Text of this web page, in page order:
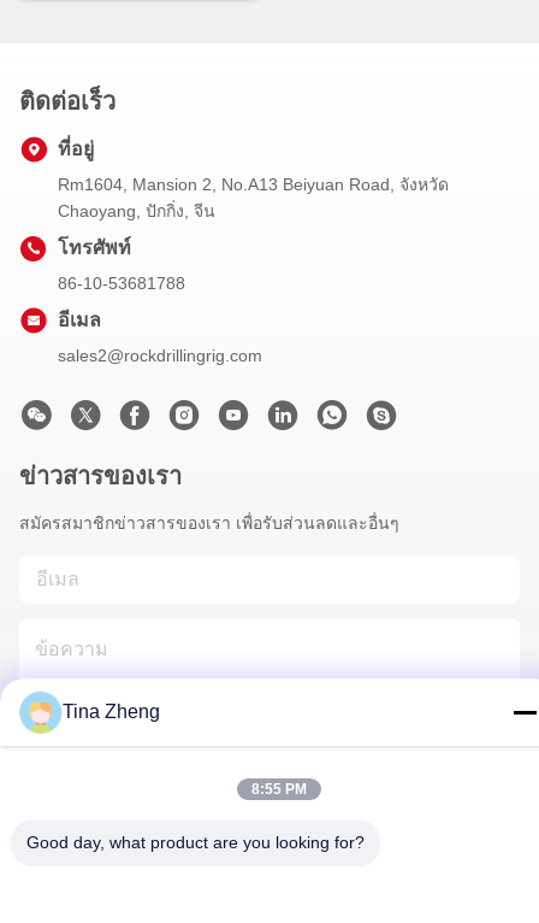
ติดต่อเร็ว
ที่อยู่
Rm1604, Mansion 2, No.A13 Beiyuan Road, จังหวัด
Chaoyang, ปักกิ่ง, จีน
โทรศัพท์
86-10-53681788
อีเมล
sales2@rockdrillingrig.com
ข่าวสารของเรา
สมัครสมาชิกข่าวสารของเรา เพื่อรับส่วนลดและอื่นๆ
Tina Zheng
8:55 PM
Good day, what product are you looking for?